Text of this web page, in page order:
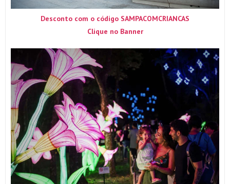
Desconto com o código SAMPACOMCRIANCAS
Clique no Banner